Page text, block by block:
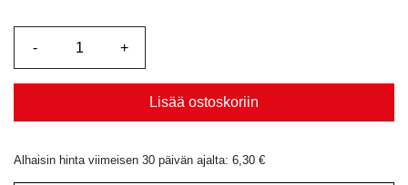
Lisää ostoskoriin
Alhaisin hinta viimeisen 30 päivän ajalta: 6,30 €